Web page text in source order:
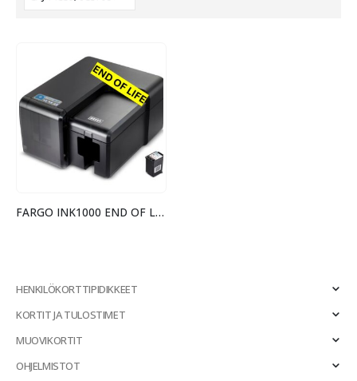
FARGO INK1000 END OF LIFE
HENKILÖKORTTIPIDIKKEET
KORTIT JA TULOSTIMET
MUOVIKORTIT
OHJELMISTOT